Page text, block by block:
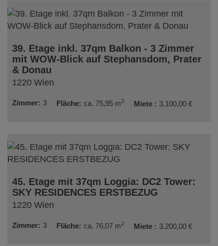
39. Etage inkl. 37qm Balkon - 3 Zimmer
mit WOW-Blick auf Stephansdom, Prater
& Donau
1220 Wien
Zimmer 3 Fläche ca. 75,95 m2 Miete 3.100,00 €
45. Etage mit 37qm Loggia: DC2 Tower:
SKY RESIDENCES ERSTBEZUG
1220 Wien
Zimmer 3 Fläche ca. 76,07 m2 Miete 3.200,00 €